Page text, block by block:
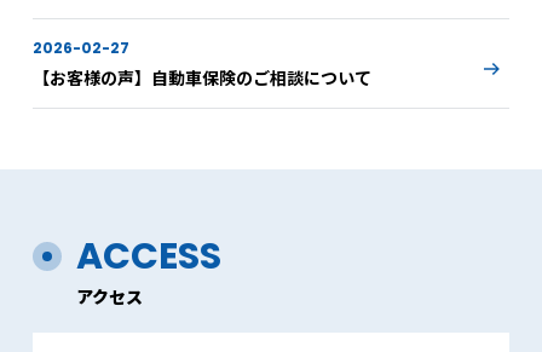
2026-02-27
【お客様の声】自動車保険のご相談について
ACCESS
アクセス